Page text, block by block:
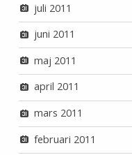
juli 2011
juni 2011
maj 2011
april 2011
mars 2011
februari 2011